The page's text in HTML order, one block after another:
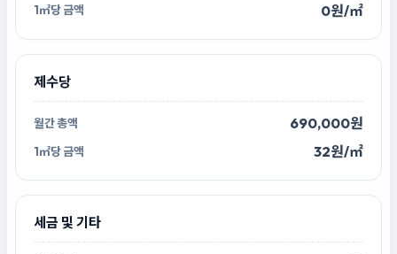
0원/㎡
제수당
690,000원
32원/㎡
세금 및 기타